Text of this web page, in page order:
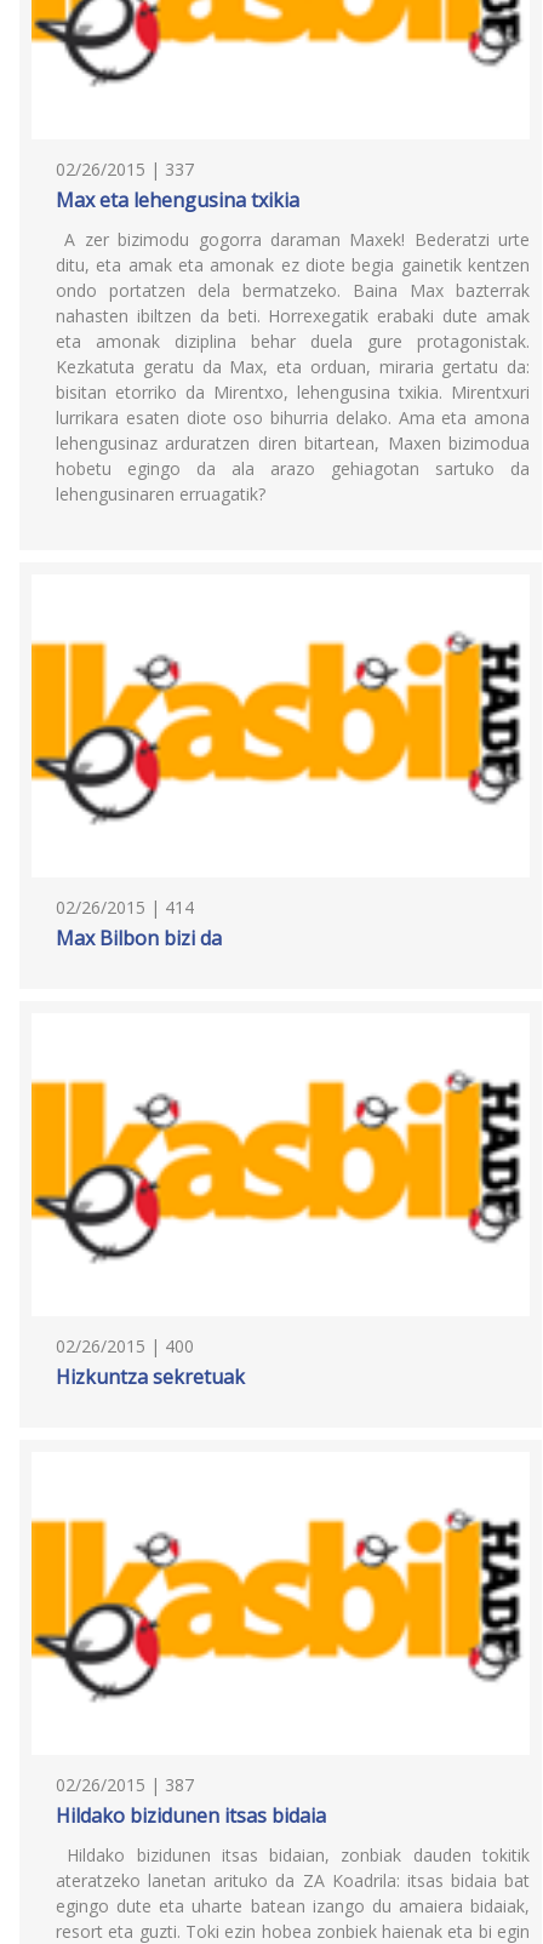
02/26/2015 | 337
Max eta lehengusina txikia
A zer bizimodu gogorra daraman Maxek! Bederatzi urte
ditu, eta amak eta amonak ez diote begia gainetik kentzen
ondo portatzen dela bermatzeko. Baina Max bazterrak
nahasten ibiltzen da beti. Horrexegatik erabaki dute amak
eta amonak diziplina behar duela gure protagonistak.
Kezkatuta geratu da Max, eta orduan, miraria gertatu da:
bisitan etorriko da Mirentxo, lehengusina txikia. Mirentxuri
lurrikara esaten diote oso bihurria delako. Ama eta amona
lehengusinaz arduratzen diren bitartean, Maxen bizimodua
hobetu egingo da ala arazo gehiagotan sartuko da
lehengusinaren erruagatik?
02/26/2015 | 414
Max Bilbon bizi da
02/26/2015 | 400
Hizkuntza sekretuak
02/26/2015 | 387
Hildako bizidunen itsas bidaia
Hildako bizidunen itsas bidaian, zonbiak dauden tokitik
ateratzeko lanetan arituko da ZA Koadrila: itsas bidaia bat
egingo dute eta uharte batean izango du amaiera bidaiak,
resort eta guzti. Toki ezin hobea zonbiek haienak eta bi egin